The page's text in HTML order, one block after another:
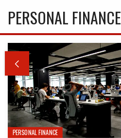
PERSONAL FINANCE

PERSONAL FINANCE